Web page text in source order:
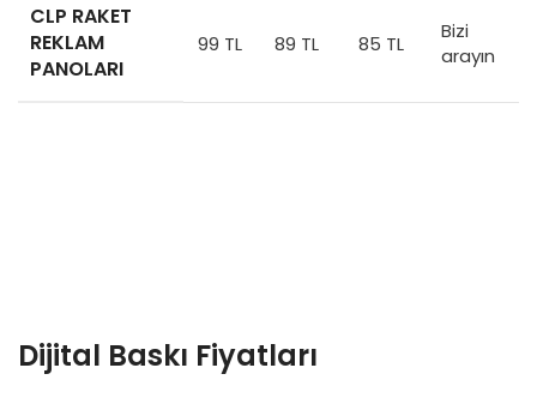
CLP RAKET
REKLAM
PANOLARI
99 TL 89 TL 85 TL
Bizi
arayın
Dijital Baskı Fiyatları